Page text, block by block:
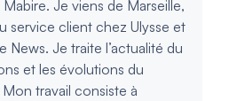
Je viens de Marseille,
service client chez Ulysse et
News. Je traite l’actualité du
et les évolutions du
travail consiste à